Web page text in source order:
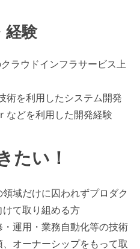
経験
ラウドインフラサービス上
術を利用したシステム開発
などを利用した開発経験
たい！
域だけに囚われずプロダク
けて取り組める方
運用・業務自動化等の技術
オーナーシップをもって取